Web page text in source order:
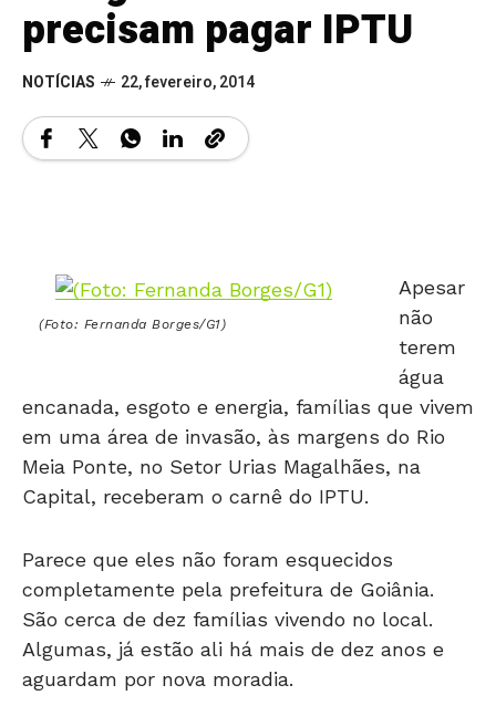
precisam pagar IPTU
NOTÍCIAS 22, fevereiro, 2014
(Foto: Fernanda Borges/G1)
não
terem
água
encanada, esgoto e energia, famílias que vivem
em uma área de invasão, às margens do Rio
Meia Ponte, no Setor Urias Magalhães, na
Capital, receberam o carnê do IPTU.
completamente pela prefeitura de Goiânia.
São cerca de dez famílias vivendo no local.
Algumas, já estão ali há mais de dez anos e
aguardam por nova moradia.